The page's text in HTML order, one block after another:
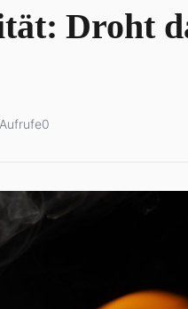
Droht
0